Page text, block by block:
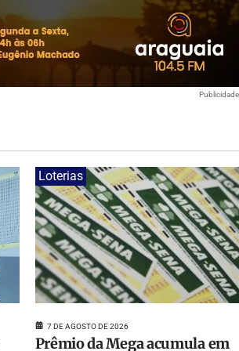
Publicidade
Loterias
7 DE AGOSTO DE 2026
Prêmio da Mega acumula em